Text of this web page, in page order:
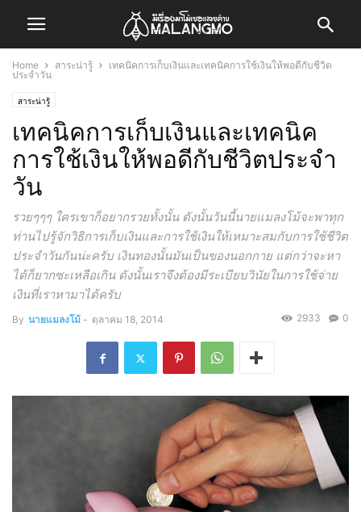
Home สาระน่ารู้
เทคนิคการเก็บเงินและเทคนิคการใช้เงินให้พอดีกับชีวิต
ประจำวัน
สาระน่ารู้
เทคนิคการเก็บเงินและเทคนิค
การใช้เงินให้พอดีกับชีวิตประจำ
วัน
รวยๆๆๆ ใครเขาก็อยากรวยทั้งนั้น ดังนั้นวันนี้นายแมลงโม้จะพาทุก
ท่านไปรู้จักวิธิการเก็บเงินและการใช้เงินให้เหมาะสมกับการใช้ชีวิต
ประจำวันกันน่ะครับ เงินทองนั้นมันเป็นของนอกกาย แต่กว่าจะหา
ได้ก็ยากซะเหลือเกิน ดังนั้นเราจึงต้องมีระเบียบวินัยในการใช้จ่าย
เงินที่เราหามาได้ครับ
By นายแมลงโม้ - ตุลาคม 18, 2014 0
2933